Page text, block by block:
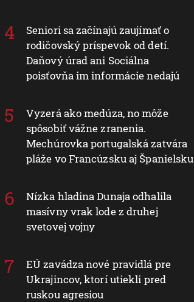
Seniori sa začínajú zaujímať o
rodičovský príspevok od detí.
Daňový úrad ani Sociálna
poisťovňa im informácie nedajú
Vyzerá ako medúza, no môže
spôsobiť vážne zranenia.
Mechúrovka portugalská zatvára
pláže vo Francúzsku aj Španielsku
Nízka hladina Dunaja odhalila
masívny vrak lode z druhej
svetovej vojny
EÚ zavádza nové pravidlá pre
Ukrajincov, ktorí utiekli pred
ruskou agresiou